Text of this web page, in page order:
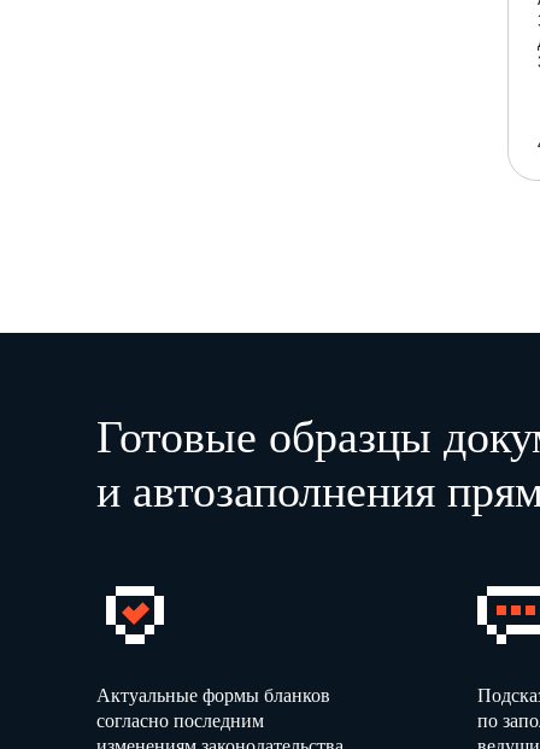
Готовые образцы
и автозаполнения
Актуальные формы бланков
согласно последним
по